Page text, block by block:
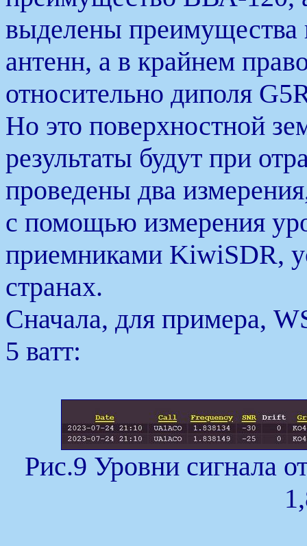
выделены преимущества
антенн, а в крайнем
относительно диполя
Но это поверхностной
результаты будут при
проведены два
с помощью измерения
приемниками KiwiSDR,
странах.
Сначала, для примера,
5 ватт:
Рис.9 Уровни сигнала